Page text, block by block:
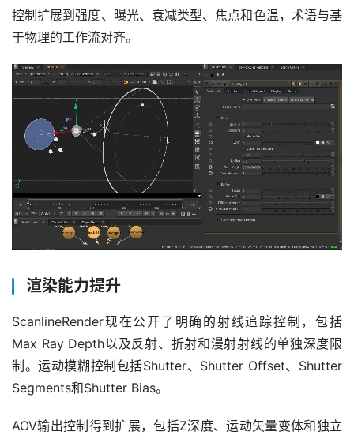
控制扩展到强度、曝光、衰减类型、焦点和色温，术语与基
于物理的工作流对齐。
渲染能力提升
ScanlineRender现在公开了明确的射线追踪控制，包括
Max Ray Depth以及反射、折射和漫射射线的单独深度限
制。运动模糊控制包括Shutter、Shutter Offset、Shutter
Segments和Shutter Bias。
AOV输出控制得到扩展，包括Z深度、运动矢量变体和独立